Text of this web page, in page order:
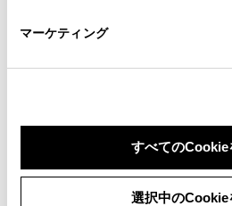
マーケティング
すべてのCookie
選択中のCookie
GRヤリス RZ
中古車もトヨタのお店で。豊富
支払総額 451.3
441万円 諸費用 10.3万
ワンランク上の車も乗れる 残価設定カ